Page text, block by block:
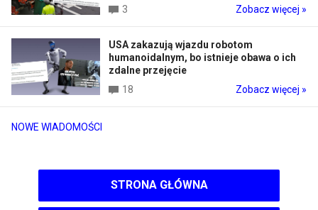
NOWE WIADOMOŚCI
3 Zobacz więcej »
USA zakazują wjazdu robotom
humanoidalnym, bo istnieje obawa o ich
zdalne przejęcie
18
Zobacz więcej »
STRONA GŁÓWNA